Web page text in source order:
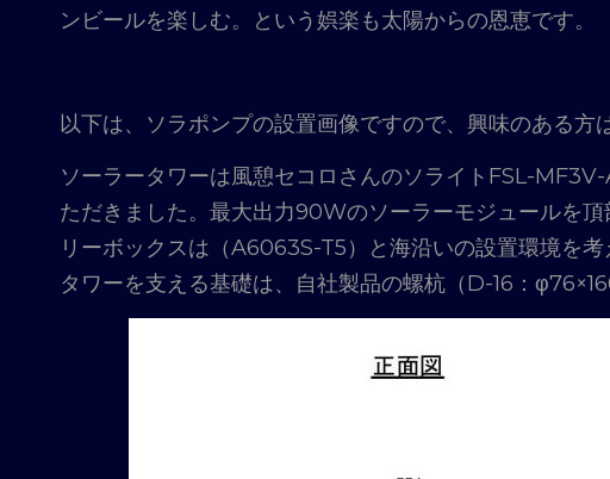
ンビールを楽しむ。という娯楽も太陽からの恩恵です。
以下は、ソラポンプの設置画像ですので、興味のある方
ソーラータワーは風憩セコロさんのソライトFSL-
ただきました。最大出力90Wのソーラーモジュールを
リーボックスは（A6063S-T5）と海沿いの設置環境を考
タワーを支える基礎は、自社製品の螺杭（D-16：